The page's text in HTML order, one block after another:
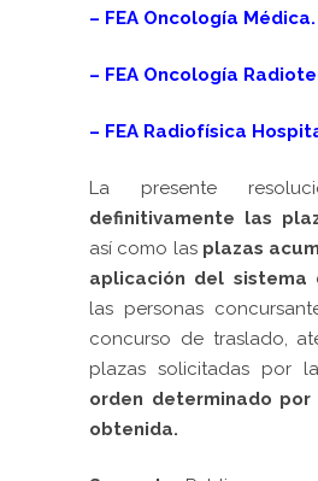
– FEA Oncología Médica.
– FEA Oncología
– FEA Radiofísica
La presente
definitivamente las
así como las plazas
aplicación del sistema
las personas
concurso de traslado,
plazas solicitadas por
orden determinado
obtenida.